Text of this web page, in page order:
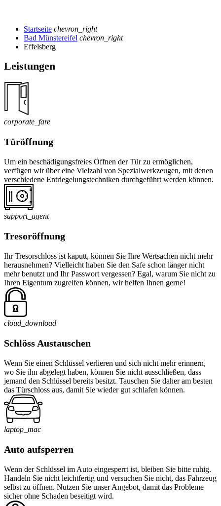
Startseite chevron_right
Bad Münstereifel chevron_right
Effelsberg
Leistungen
corporate_fare
Türöffnung
Um ein beschädigungsfreies Öffnen der Tür zu ermöglichen,
verfügen wir über eine Vielzahl von Spezialwerkzeugen, mit denen
verschiedene Entriegelungstechniken durchgeführt werden können.
support_agent
Tresoröffnung
Ihr Tresorschloss ist kaputt, können Sie Ihre Wertsachen nicht mehr
herausnehmen? Vielleicht haben Sie den Safe schon länger nicht
mehr benutzt und Ihr Passwort vergessen? Egal, warum Sie nicht zu
Ihren Eigentum zugreifen können, wir helfen Ihnen gerne!
cloud_download
Schlöss Austauschen
Wenn Sie einen Schlüssel verlieren und sich nicht mehr erinnern,
wo Sie ihn abgelegt haben, können Sie nicht ausschließen, dass
jemand den Schlüssel bereits besitzt. Tauschen Sie daher am besten
das Türschloss aus, damit Sie wieder gut schlafen können.
laptop_mac
Auto aufsperren
Wenn der Schlüssel im Auto eingesperrt ist, bleiben Sie bitte ruhig.
Handeln Sie nicht leichtfertig und versuchen Sie nicht, das Fahrzeug
selbst zu öffnen. Nutzen Sie unser Angebot, damit das Probleme
sicher ohne Schaden beseitigt wird.